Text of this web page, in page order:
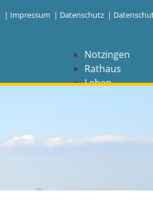
| Impressum | Datenschutz |
Notzingen
Rathaus
Leben